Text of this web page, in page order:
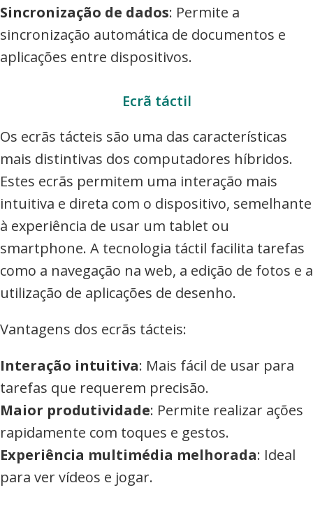
Sincronização de dados: Permite a
sincronização automática de documentos e
aplicações entre dispositivos.
Ecrã táctil
Os ecrãs tácteis são uma das características
mais distintivas dos computadores híbridos.
Estes ecrãs permitem uma interação mais
intuitiva e direta com o dispositivo, semelhante
à experiência de usar um tablet ou
smartphone. A tecnologia táctil facilita tarefas
como a navegação na web, a edição de fotos e a
utilização de aplicações de desenho.
Vantagens dos ecrãs tácteis:
Interação intuitiva: Mais fácil de usar para
tarefas que requerem precisão.
Maior produtividade: Permite realizar ações
rapidamente com toques e gestos.
Experiência multimédia melhorada: Ideal
para ver vídeos e jogar.